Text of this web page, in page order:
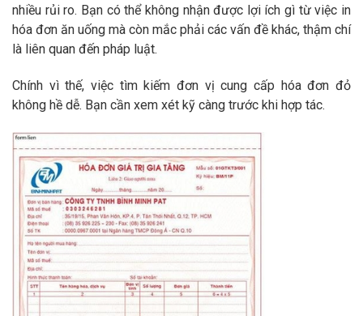
nhiều rủi ro. Bạn có thể không nhận được lợi ích gì từ việc in
hóa đơn ăn uống mà còn mắc phải các vấn đề khác, thậm chí
là liên quan đến pháp luật.
Chính vì thế, việc tìm kiếm đơn vị cung cấp hóa đơn đỏ
không hề dễ. Bạn cần xem xét kỹ càng trước khi hợp tác.